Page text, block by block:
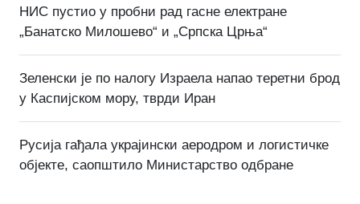
НИС пустио у пробни рад гасне електране
„Банатско Милошево“ и „Српска Црња“
Зеленски је по налогу Израела напао теретни брод
у Каспијском мору, тврди Иран
Русија гађала украјински аеродром и логистичке
објекте, саопштило Министарство одбране